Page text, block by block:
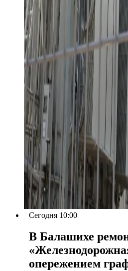
Сегодня 10:00
В Балашихе
опережением